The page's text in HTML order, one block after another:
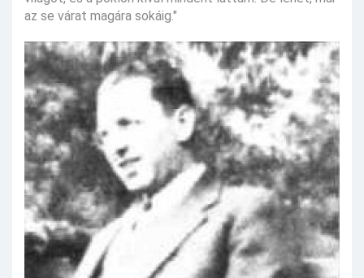
az se várat magára sokáig."